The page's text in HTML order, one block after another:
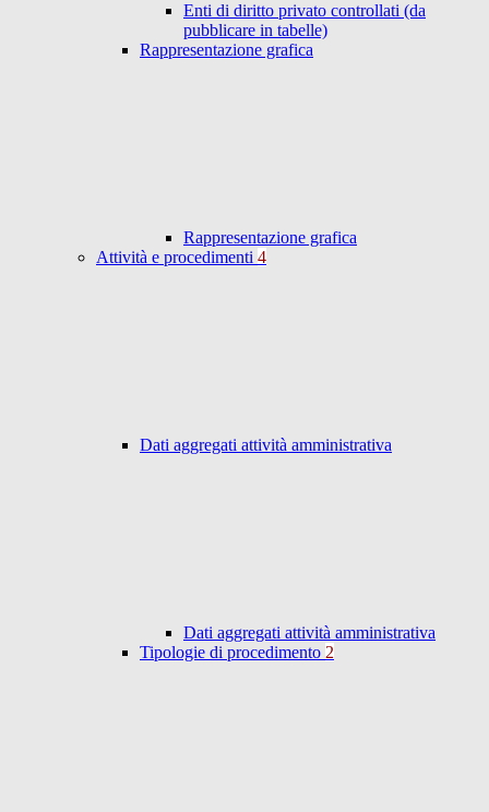
Enti di diritto privato controllati (da
pubblicare in tabelle)
Rappresentazione grafica
Rappresentazione grafica
Attività e procedimenti 4
Dati aggregati attività amministrativa
Dati aggregati attività amministrativa
Tipologie di procedimento 2